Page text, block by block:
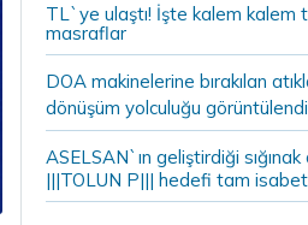
TL`ye ulaştı! İşte kalem kalem
masraflar
DOA makinelerine bırakılan
dönüşüm yolculuğu görüntülendi
ASELSAN`ın geliştirdiği sığınak
|||TOLUN P||| hedefi tam